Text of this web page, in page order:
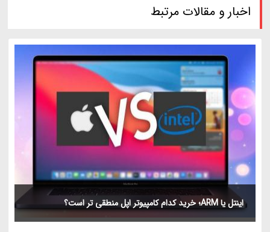
اخبار و مقالات مرتبط
اینتل یا ARM؛ خرید کدام کامپیوتر اپل منطقی تر است؟